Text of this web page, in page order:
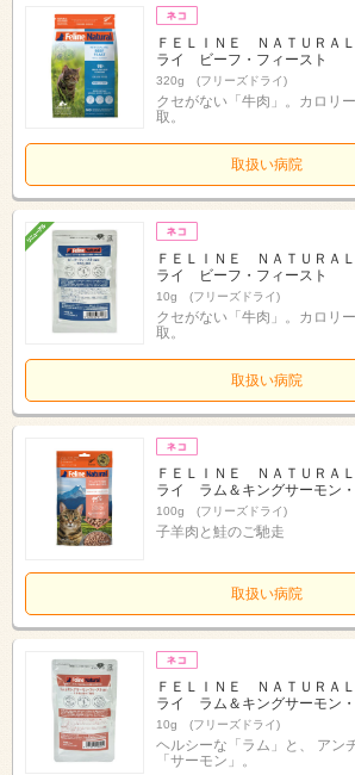
ＦＥＬＩＮＥ ＮＡＴＵＲＡ
ライ ビーフ・フィースト
320g (フリーズドライ)
クセがない「牛肉」。カロリ
取。
取扱い病院
ＦＥＬＩＮＥ ＮＡＴＵＲＡ
ライ ビーフ・フィースト
10g (フリーズドライ)
クセがない「牛肉」。カロリ
取。
取扱い病院
ＦＥＬＩＮＥ ＮＡＴＵＲＡ
ライ ラム＆キングサーモン
100g (フリーズドライ)
子羊肉と鮭のご馳走
取扱い病院
ＦＥＬＩＮＥ ＮＡＴＵＲＡ
ライ ラム＆キングサーモン
10g (フリーズドライ)
ヘルシーな「ラム」と、 アン
「サーモン」。